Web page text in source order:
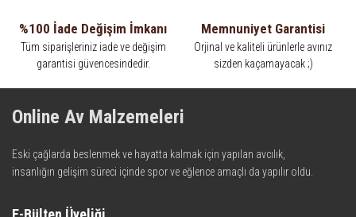
%100 İade Değişim İmkanı
Tüm siparişleriniz iade ve değişim
garantisi güvencesindedir.
Memnuniyet Garantisi
Orjinal ve kaliteli ürünlerle avınız
sizden kaçamayacak ;)
Online Av Malzemeleri
Eski çağlarda beslenmek ve hayatta kalmak için yapılan avcılık,
insanlığın gelişim süreci içinde spor ve eğlence amaçlı da yapılır oldu.
teknolojinin dokunuşuyla av malzemelerinde en iyisini meydana